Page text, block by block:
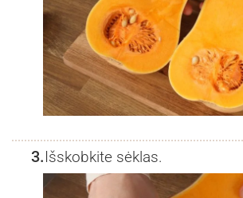
3.Išskobkite sėklas.